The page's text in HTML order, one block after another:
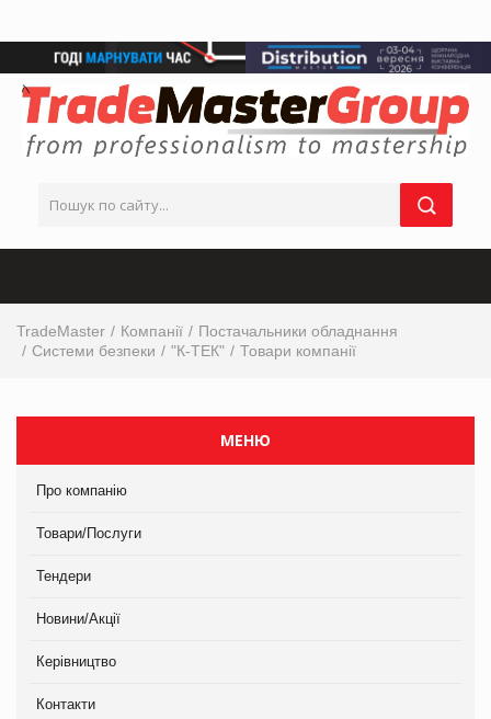
TradeMaster Компанії
Постачальники обладнання
Системи безпеки
"К-ТЕК" Товари компанії
МЕНЮ
Про компанію
Товари/Послуги
Тендери
Новини/Акції
Керівництво
Контакти